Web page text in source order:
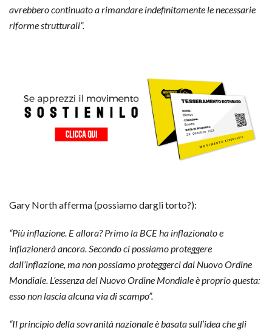
avrebbero continuato a rimandare indefinitamente le necessarie
riforme strutturali”.
Gary North afferma (possiamo dargli torto?):
“Più inflazione. E allora? Primo la BCE ha inflazionato e
inflazionerà ancora. Secondo ci possiamo proteggere
dall’inflazione, ma non possiamo proteggerci dal Nuovo Ordine
Mondiale. L’essenza del Nuovo Ordine Mondiale è proprio questa:
esso non lascia alcuna via di scampo”.
“Il principio della sovranità nazionale è basata sull’idea che gli